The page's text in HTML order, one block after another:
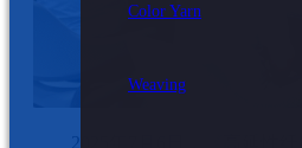
Color Yarn
Weaving